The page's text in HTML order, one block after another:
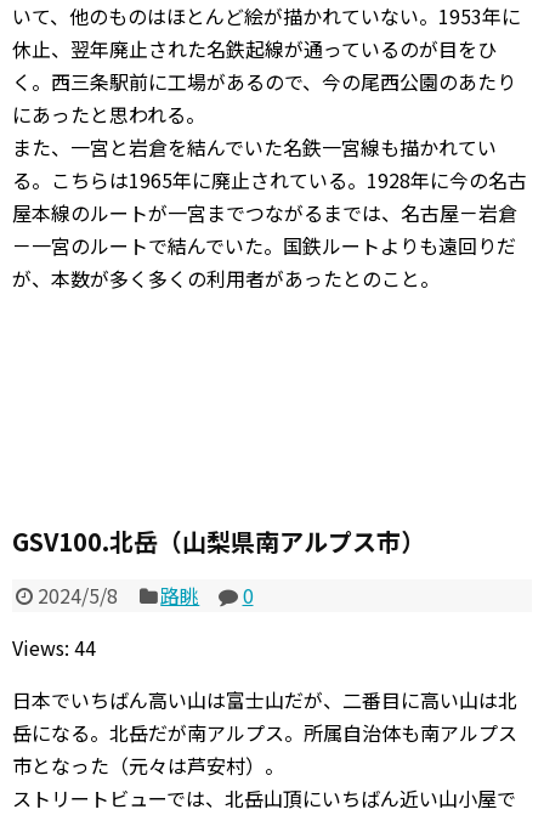
いて、他のものはほとんど絵が描かれていない。1953年に
休止、翌年廃止された名鉄起線が通っているのが目をひ
く。西三条駅前に工場があるので、今の尾西公園のあたり
にあったと思われる。
また、一宮と岩倉を結んでいた名鉄一宮線も描かれてい
る。こちらは1965年に廃止されている。1928年に今の名古
屋本線のルートが一宮までつながるまでは、名古屋－岩倉
－一宮のルートで結んでいた。国鉄ルートよりも遠回りだ
が、本数が多く多くの利用者があったとのこと。
GSV100.北岳（山梨県南アルプス市）
2024/5/8 路眺
0
Views: 44
日本でいちばん高い山は富士山だが、二番目に高い山は北
岳になる。北岳だが南アルプス。所属自治体も南アルプス
市となった（元々は芦安村）。
ストリートビューでは、北岳山頂にいちばん近い山小屋で